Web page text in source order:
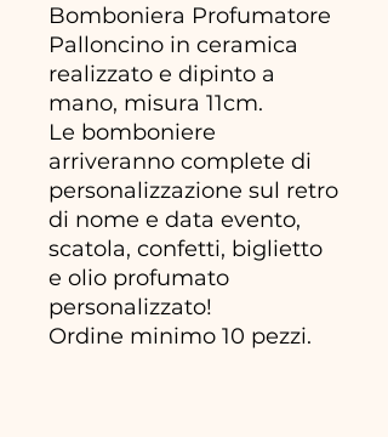
Bomboniera Profumatore
Palloncino in ceramica
realizzato e dipinto a
mano, misura 11cm.
Le bomboniere
arriveranno complete di
personalizzazione sul retro
di nome e data evento,
scatola, confetti, biglietto
e olio profumato
personalizzato!
Ordine minimo 10 pezzi.